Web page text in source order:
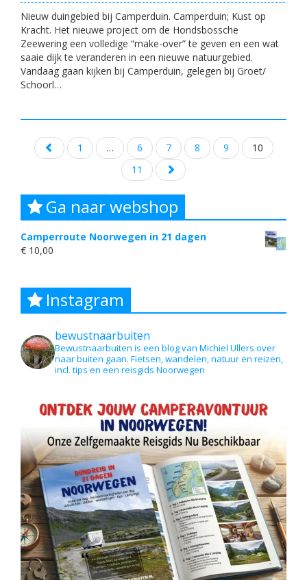
Nieuw duingebied bij Camperduin. Camperduin; Kust op
Kracht. Het nieuwe project om de Hondsbossche
Zeewering een volledige “make-over” te geven en een wat
saaie dijk te veranderen in een nieuwe natuurgebied.
Vandaag gaan kijken bij Camperduin, gelegen bij Groet/
Schoorl…
Posts
navigation
1 … 6 7 8 9
10
11
Ga naar webshop
Camperroute Noorwegen in 21 dagen
€ 10,00
Instagram
bewustnaarbuiten
Bewustnaarbuiten is een blog van Michiel Ullers over
naar buiten gaan. Fietsen, wandelen, natuur en reizen,
incl. tips en een reisgids Noorwegen